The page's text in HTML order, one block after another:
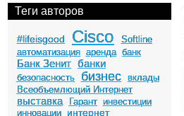
Теги авторов
#lifeisgood Cisco
Softline
автоматизация аренда банк
Банк Зенит банки
безопасность бизнес
вклады
Всеобъемлющий Интернет
выставка Гарант инвестиции
инновации
интернет